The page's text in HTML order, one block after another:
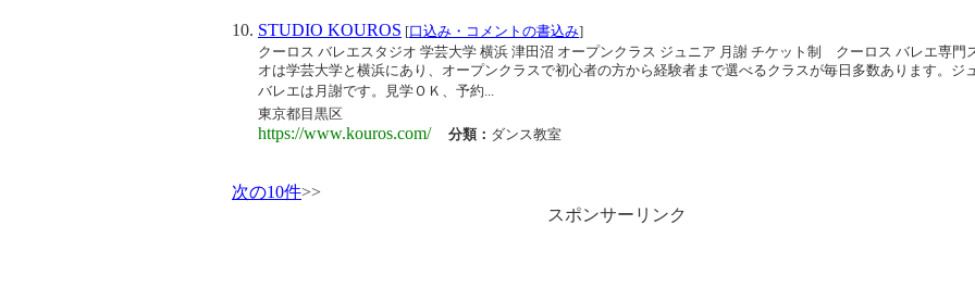
STUDIO KOUROS [口込み・コメントの書込み]
クーロス バレエスタジオ 学芸大学 横浜 津田沼 オープンクラス ジュニア 月謝 チケット制 クーロス バレエ専門
オは学芸大学と横浜にあり、オープンクラスで初心者の方から経験者まで選べるクラスが毎日多数あります。ジ
バレエは月謝です。見学ＯＫ、予約...
東京都目黒区
https://www.kouros.com/ 分類： ダンス教室
次の10件>>
スポンサーリンク